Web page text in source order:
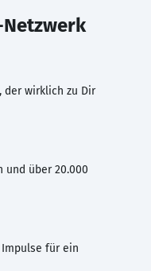
Netzwerk
der wirklich zu Dir
und über 20.000
für ein